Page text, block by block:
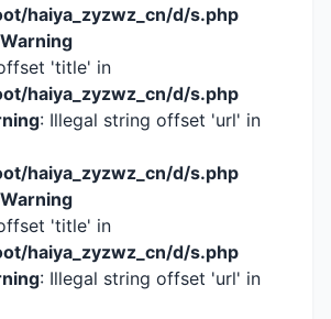
haiya_zyzwz_cn/d/s.php
Warning
'title' in
haiya_zyzwz_cn/d/s.php
: Illegal string offset 'url' in
haiya_zyzwz_cn/d/s.php
Warning
'title' in
haiya_zyzwz_cn/d/s.php
: Illegal string offset 'url' in